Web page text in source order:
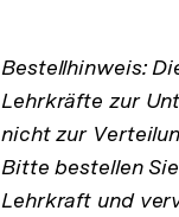
Bestellhinweis:
Lehrkräfte zur
nicht zur
Bitte bestellen
Lehrkraft und